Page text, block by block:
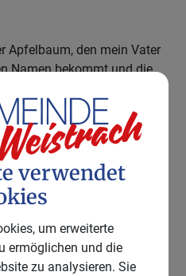
Apfelbaum, den mein Vater
Namen bekommt und die
es macht mich stolz, so
direkt in unserem
Baumbesitzerin Maria
gelbe Grundfarbe und
Streifen in der Stielgrube
sehr süßes bis süß-
Profil. Er wird im aktuell
verwendet
um erweiterte
ermöglichen und die
zu analysieren. Sie